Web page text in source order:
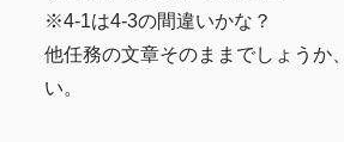
※4-1は4-3の間違いかな？
他任務の文章そのままでしょうか
い。